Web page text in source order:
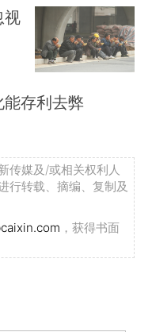
视
存利去弊
传媒及/或相关权利人
行转载、摘编、复制及
，获得书面